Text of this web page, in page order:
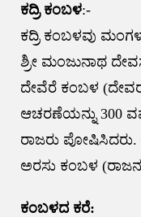
ಕದ್ರಿ ಕಂಬಳ:-
ಕದ್ರಿ ಕಂಬಳವು
ಶ್ರೀ ಮಂಜುನಾಥ
ದೇವೆರೆ ಕಂಬಳ
ಆಚರಣೆಯನ್ನು 300
ರಾಜರು ಪೋಷಿಸಿದರು.
ಅರಸು ಕಂಬಳ
ಕಂಬಳದ ಕರೆ: